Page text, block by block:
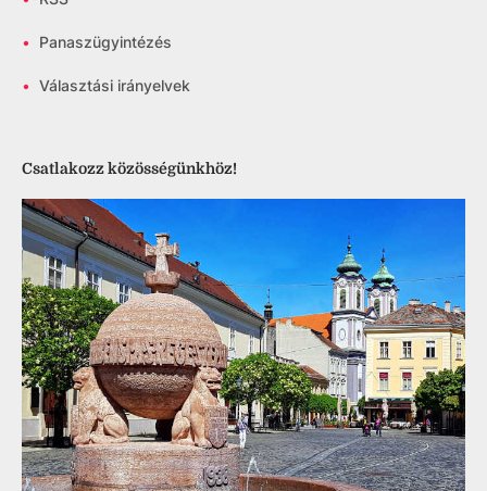
• Panaszügyintézés
• Választási irányelvek
Csatlakozz közösségünkhöz!